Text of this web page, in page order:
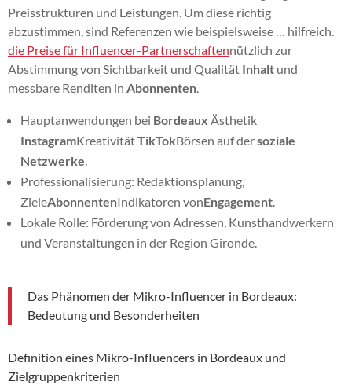
Preisstrukturen und Leistungen. Um diese richtig
abzustimmen, sind Referenzen wie beispielsweise … hilfreich.
die Preise für Influencer-Partnerschaftennützlich zur
Abstimmung von Sichtbarkeit und Qualität Inhalt und
messbare Renditen in Abonnenten.
Hauptanwendungen bei Bordeaux Ästhetik
InstagramKreativitätTikTokBörsen auf dersoziale
Netzwerke.
Professionalisierung: Redaktionsplanung,
ZieleAbonnentenIndikatoren vonEngagement.
Lokale Rolle: Förderung von Adressen, Kunsthandwerkern
und Veranstaltungen in der Region Gironde.
Das Phänomen der Mikro-Influencer in Bordeaux:
Bedeutung und Besonderheiten
Definition eines Mikro-Influencers in Bordeaux und
Zielgruppenkriterien